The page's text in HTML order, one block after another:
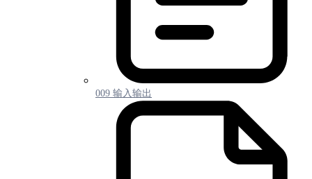
009 输入输出